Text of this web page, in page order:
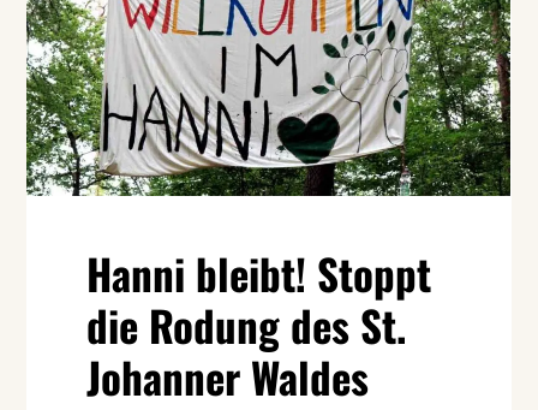
Hanni bleibt! Stoppt
die Rodung des St.
Johanner Waldes